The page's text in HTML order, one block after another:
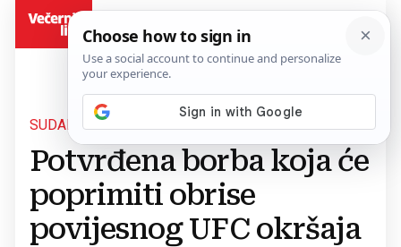
SUDAR TITANA
Potvrđena borba koja će
poprimiti obrise
povijesnog UFC okršaja